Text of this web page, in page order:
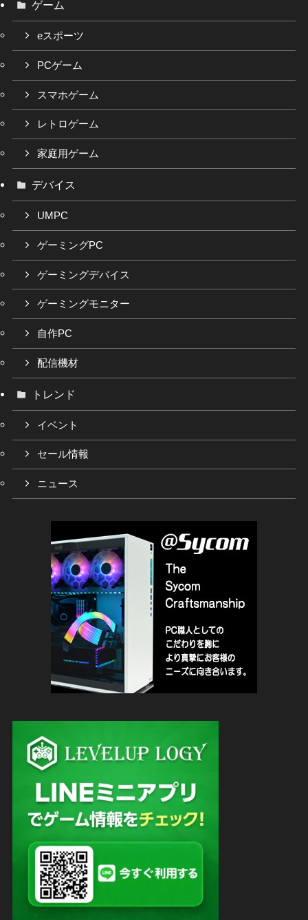
ゲーム
eスポーツ
PCゲーム
スマホゲーム
レトロゲーム
家庭用ゲーム
デバイス
UMPC
ゲーミングPC
ゲーミングデバイス
ゲーミングモニター
自作PC
配信機材
トレンド
イベント
セール情報
ニュース